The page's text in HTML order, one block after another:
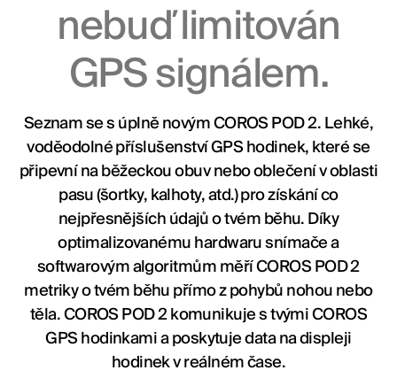
nebuď limitován
GPS signálem.
Seznam se s úplně novým COROS POD 2. Lehké,
voděodolné příslušenství GPS hodinek, které se
připevní na běžeckou obuv nebo oblečení v oblasti
pasu (šortky, kalhoty, atd.) pro získání co
nejpřesnějších údajů o tvém běhu. Díky
optimalizovanému hardwaru snímače a
softwarovým algoritmům měří COROS POD 2
metriky o tvém běhu přímo z pohybů nohou nebo
těla. COROS POD 2 komunikuje s tvými COROS
GPS hodinkami a poskytuje data na displeji
hodinek v reálném čase.